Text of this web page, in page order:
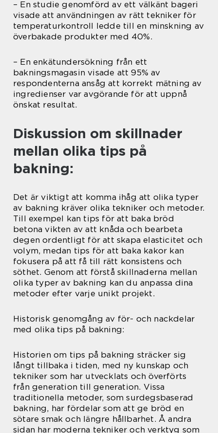
– En studie genomförd av ett välkänt bageri
visade att användningen av rätt tekniker för
temperaturkontroll ledde till en minskning av
överbakade produkter med 40%.
– En enkätundersökning från ett
bakningsmagasin visade att 95% av
respondenterna ansåg att korrekt mätning av
ingredienser var avgörande för att uppnå
önskat resultat.
Diskussion om skillnader
mellan olika tips på
bakning:
Det är viktigt att komma ihåg att olika typer
av bakning kräver olika tekniker och metoder.
Till exempel kan tips för att baka bröd
betona vikten av att knåda och bearbeta
degen ordentligt för att skapa elasticitet och
volym, medan tips för att baka kakor kan
fokusera på att få till rätt konsistens och
söthet. Genom att förstå skillnaderna mellan
olika typer av bakning kan du anpassa dina
metoder efter varje unikt projekt.
Historisk genomgång av för- och nackdelar
med olika tips på bakning:
Historien om tips på bakning sträcker sig
långt tillbaka i tiden, med ny kunskap och
tekniker som har utvecklats och överförts
från generation till generation. Vissa
traditionella metoder, som surdegsbaserad
bakning, har fördelar som att ge bröd en
sötare smak och längre hållbarhet. Å andra
sidan har moderna tekniker och verktyg som